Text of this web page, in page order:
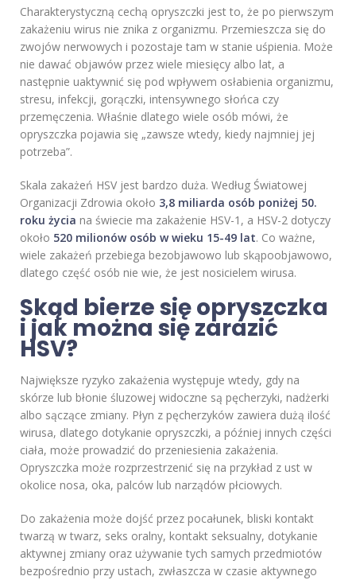
Charakterystyczną cechą opryszczki jest to, że po pierwszym
zakażeniu wirus nie znika z organizmu. Przemieszcza się do
zwojów nerwowych i pozostaje tam w stanie uśpienia. Może
nie dawać objawów przez wiele miesięcy albo lat, a
następnie uaktywnić się pod wpływem osłabienia organizmu,
stresu, infekcji, gorączki, intensywnego słońca czy
przemęczenia. Właśnie dlatego wiele osób mówi, że
opryszczka pojawia się „zawsze wtedy, kiedy najmniej jej
potrzeba”.
Skala zakażeń HSV jest bardzo duża. Według Światowej
Organizacji Zdrowia około 3,8 miliarda osób poniżej 50.
roku życia na świecie ma zakażenie HSV-1, a HSV-2 dotyczy
około 520 milionów osób w wieku 15-49 lat. Co ważne,
wiele zakażeń przebiega bezobjawowo lub skąpoobjawowo,
dlatego część osób nie wie, że jest nosicielem wirusa.
Skąd bierze się opryszczka
i jak można się zarazić
HSV?
Największe ryzyko zakażenia występuje wtedy, gdy na
skórze lub błonie śluzowej widoczne są pęcherzyki, nadżerki
albo sączące zmiany. Płyn z pęcherzyków zawiera dużą ilość
wirusa, dlatego dotykanie opryszczki, a później innych części
ciała, może prowadzić do przeniesienia zakażenia.
Opryszczka może rozprzestrzenić się na przykład z ust w
okolice nosa, oka, palców lub narządów płciowych.
Do zakażenia może dojść przez pocałunek, bliski kontakt
twarzą w twarz, seks oralny, kontakt seksualny, dotykanie
aktywnej zmiany oraz używanie tych samych przedmiotów
bezpośrednio przy ustach, zwłaszcza w czasie aktywnego